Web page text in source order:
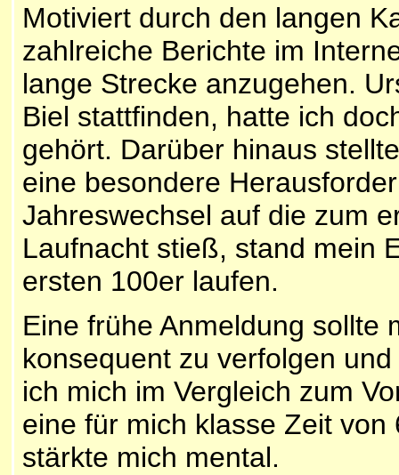
Motiviert durch den langen
zahlreiche Berichte im
lange Strecke anzugehen.
Biel stattfinden, hatte ich
gehört. Darüber hinaus
eine besondere
Jahreswechsel auf die zum
Laufnacht stieß, stand mein
ersten 100er laufen.
Eine frühe Anmeldung sollte
konsequent zu verfolgen
ich mich im Vergleich zum
eine für mich klasse Zeit
stärkte mich mental.